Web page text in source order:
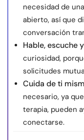
necesidad de
abierto, así que
conversación
Hable, escuche
curiosidad,
solicitudes
Cuida de ti
necesario, ya
terapia, pueden
conectarse.